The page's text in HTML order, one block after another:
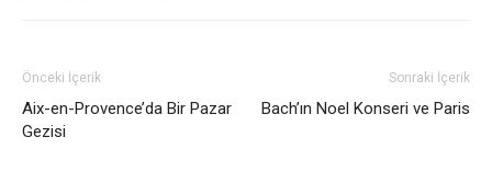
Önceki İçerik
Aix-en-Provence’da Bir Pazar
Gezisi
Sonraki İçerik
Bach’ın Noel Konseri ve Paris